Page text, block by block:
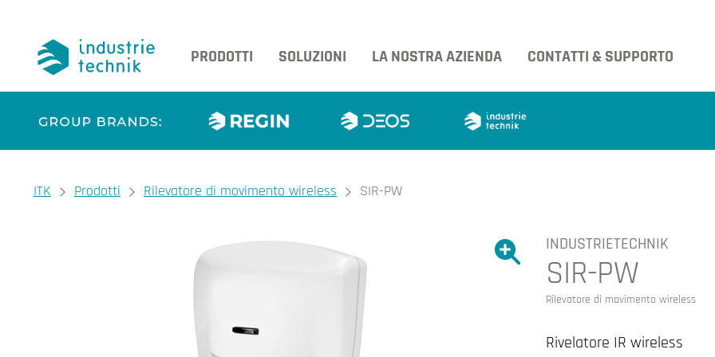
PRODOTTI
SOLUZIONI LA NOSTRA AZIENDA CONTATTI & SUPPORTO
You are here:
ITK Prodotti Rilevatore di movimento wireless SIR-PW
Ingrandire l'immagine.
Ingrandire
INDUSTRIETECHNIK
SIR-PW
Rilevatore di movimento wireless
Rivelatore IR wireless